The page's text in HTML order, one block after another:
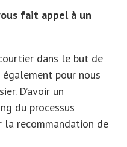
fait appel à un
dans le but de
pour nous
D’avoir un
du processus
la recommandation de